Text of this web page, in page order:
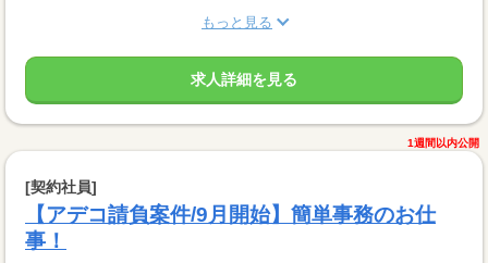
もっと見る
求人詳細を見る
1週間以内公開
[契約社員]
【アデコ請負案件/9月開始】簡単事務のお仕
事！